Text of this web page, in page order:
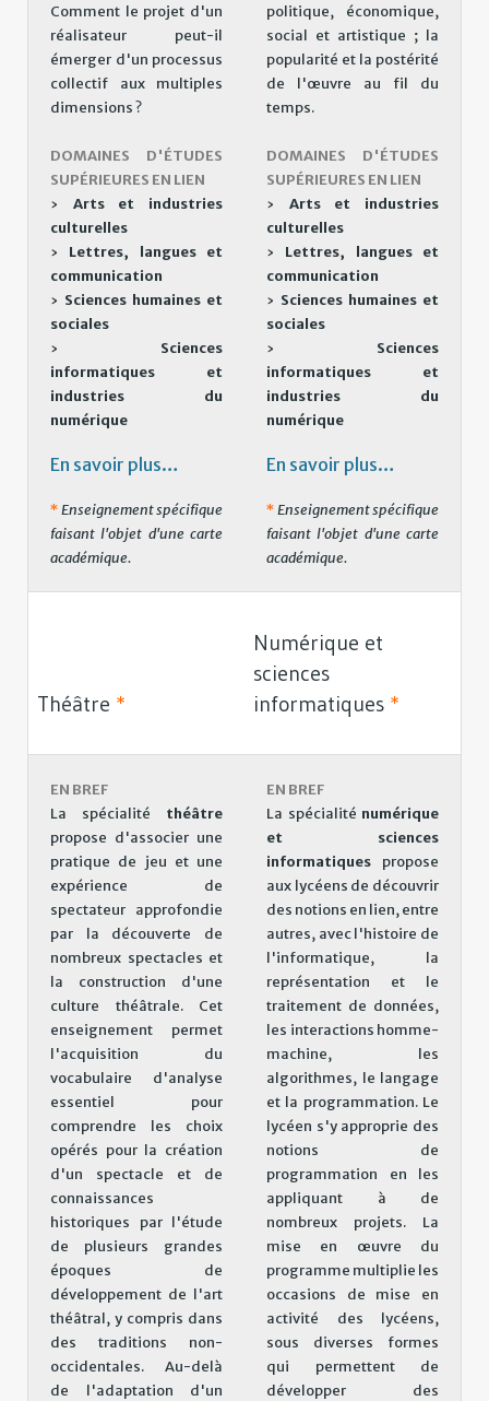
Comment le projet d'un
réalisateur peut-il
émerger d'un processus
collectif aux multiples
dimensions ?
DOMAINES D'ÉTUDES
SUPÉRIEURES EN LIEN
› Arts et industries
culturelles
› Lettres, langues et
communication
› Sciences humaines et
sociales
› Sciences
informatiques et
industries du
numérique
En savoir plus…
*Enseignement spécifique
faisant l'objet d'une carte
académique.
politique, économique,
social et artistique ; la
popularité et la postérité
de l'œuvre au fil du
temps.
DOMAINES D'ÉTUDES
SUPÉRIEURES EN LIEN
› Arts et industries
culturelles
› Lettres, langues et
communication
› Sciences humaines et
sociales
› Sciences
informatiques et
industries du
numérique
En savoir plus…
*Enseignement spécifique
faisant l'objet d'une carte
académique.
Théâtre *
Numérique et
sciences
informatiques *
EN BREF
La spécialité théâtre
propose d'associer une
pratique de jeu et une
expérience de
spectateur approfondie
par la découverte de
nombreux spectacles et
la construction d'une
culture théâtrale. Cet
enseignement permet
l'acquisition du
vocabulaire d'analyse
essentiel pour
comprendre les choix
opérés pour la création
d'un spectacle et de
connaissances
historiques par l'étude
de plusieurs grandes
époques de
développement de l'art
théâtral, y compris dans
des traditions non-
occidentales. Au-delà
de l'adaptation d'un
EN BREF
La spécialité numérique
et sciences
informatiques propose
aux lycéens de découvrir
des notions en lien, entre
autres, avec l'histoire de
l'informatique, la
représentation et le
traitement de données,
les interactions homme-
machine, les
algorithmes, le langage
et la programmation. Le
lycéen s'y approprie des
notions de
programmation en les
appliquant à de
nombreux projets. La
mise en œuvre du
programme multiplie les
occasions de mise en
activité des lycéens,
sous diverses formes
qui permettent de
développer des